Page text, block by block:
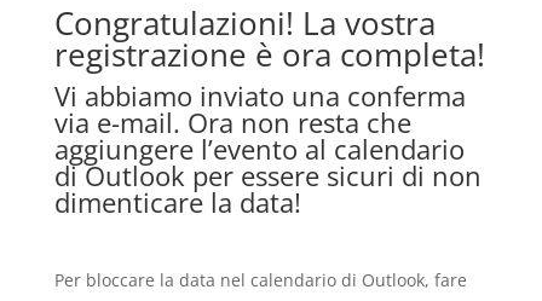
Congratulazioni! La vostra
registrazione è ora completa!
Vi abbiamo inviato una conferma
via e-mail. Ora non resta che
aggiungere l’evento al calendario
di Outlook per essere sicuri di non
dimenticare la data!
Per bloccare la data nel calendario di Outlook, fare